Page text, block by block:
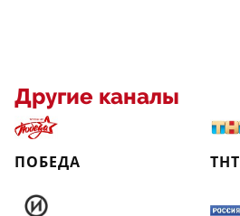
Другие каналы
ПОБЕДА ТНТ